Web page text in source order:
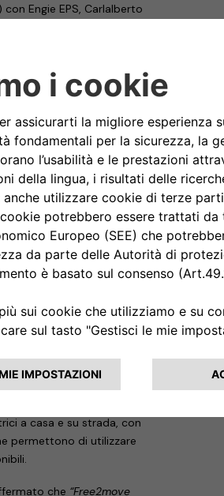
Engie EPS, Carlalberto
della nuova
completando il
per cento dedicate
e i prodotti offerti da
easyWallbox – ricarica
privato – alla
che funziona fino
modo semplice e da
e semi-pubblici,
bus e camion
in meno di 30
second-life-
ideale per stazioni di
ricarica rapida che
in contesti urbani
Fino ad arrivare ad
a casa e su strada, con
permettono di utilizzare
che “Free2move